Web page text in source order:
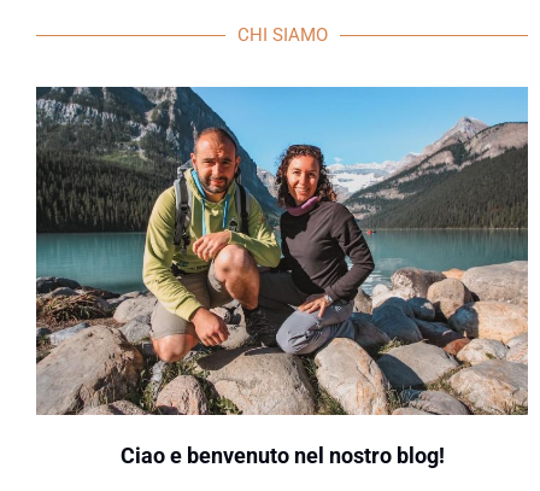
CHI SIAMO
Ciao e benvenuto nel nostro blog!